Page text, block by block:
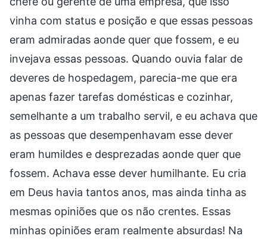
vinha com status e posição e que essas pessoas
eram admiradas aonde quer que fossem, e eu
invejava essas pessoas. Quando ouvia falar de
deveres de hospedagem, parecia-me que era
apenas fazer tarefas domésticas e cozinhar,
semelhante a um trabalho servil, e eu achava que
as pessoas que desempenhavam esse dever
eram humildes e desprezadas aonde quer que
fossem. Achava esse dever humilhante. Eu cria
em Deus havia tantos anos, mas ainda tinha as
mesmas opiniões que os não crentes. Essas
minhas opiniões eram realmente absurdas! Na